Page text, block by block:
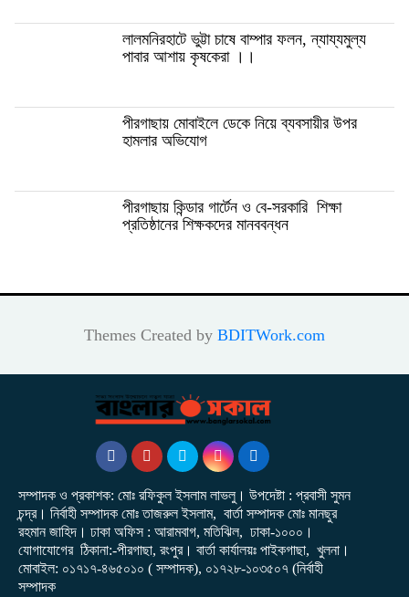
লালমনিরহাটে ভুট্টা চাষে বাম্পার ফলন, ন্যায্যমুল্য
পাবার আশায় কৃষকেরা ।।
পীরগাছায় মোবাইলে ডেকে নিয়ে ব্যবসায়ীর উপর
হামলার অভিযোগ
পীরগাছায় কিন্ডার গার্টেন ও বে-সরকারি শিক্ষা
প্রতিষ্ঠানের শিক্ষকদের মানববন্ধন
Themes Created by BDITWork.com
সম্পাদক ও প্রকাশক: মোঃ রফিকুল ইসলাম লাভলু। উপদেষ্টা : প্রবাসী সুমন
চন্দ্র। নির্বাহী সম্পাদক মোঃ তাজরুল‌‌ ইসলাম, বার্তা সম্পাদক মোঃ মানছুর
রহমান জাহিদ। ঢাকা অফিস : আরামবাগ, মতিঝিল, ঢাকা-১০০০।
যোগাযোগের ঠিকানা:-পীরগাছা‌, রংপুর। বার্তা কার্যালয়ঃ পাইকগাছা, খুলনা।
মোবাইল: ০১৭১৭-৪৬৫০১০ ( সম্পাদক), ০১৭২৮-১০৩৫০৭ (নির্বাহী
সম্পাদক